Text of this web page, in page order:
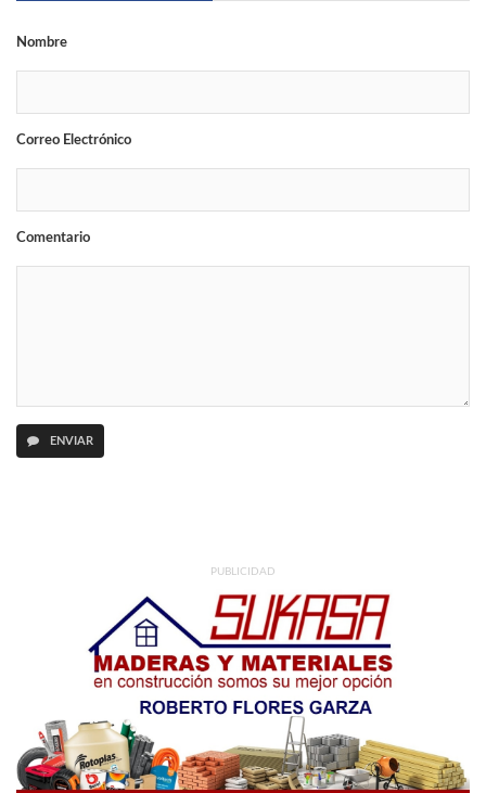
Nombre
Correo Electrónico
Comentario
ENVIAR
PUBLICIDAD